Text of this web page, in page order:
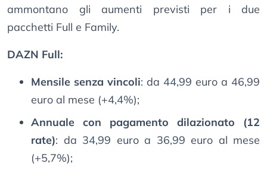
ammontano gli aumenti previsti per i due
pacchetti Full e Family.
DAZN Full:
Mensile senza vincoli: da 44,99 euro a 46,99
euro al mese (+4,4%);
Annuale con pagamento dilazionato (12
rate): da 34,99 euro a 36,99 euro al mese
(+5,7%);